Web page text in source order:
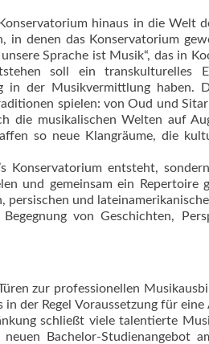
hinaus in die Welt
in denen das Konservatorium
Sprache ist Musik“, das in
soll ein transkulturelles
in der Musikvermittlung haben.
spielen: von Oud und
die musikalischen Welten auf
so neue Klangräume, die
Konservatorium entsteht,
und gemeinsam ein Repertoire
persischen und
von Geschichten,
zur professionellen
der Regel Voraussetzung für eine
schließt viele talentierte
Bachelor-Studienangebot